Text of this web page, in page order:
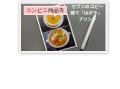
コンビニ商品等